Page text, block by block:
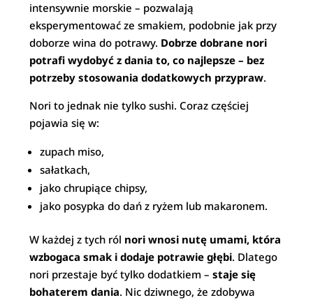
intensywnie morskie – pozwalają
eksperymentować ze smakiem, podobnie jak przy
doborze wina do potrawy. Dobrze dobrane nori
potrafi wydobyć z dania to, co najlepsze – bez
potrzeby stosowania dodatkowych przypraw.
Nori to jednak nie tylko sushi. Coraz częściej
pojawia się w:
zupach miso,
sałatkach,
jako chrupiące chipsy,
jako posypka do dań z ryżem lub makaronem.
W każdej z tych ról nori wnosi nutę umami, która
wzbogaca smak i dodaje potrawie głębi. Dlatego
nori przestaje być tylko dodatkiem –staje się
bohaterem dania. Nic dziwnego, że zdobywa